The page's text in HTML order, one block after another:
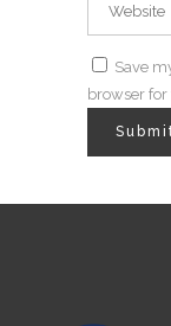
Save
browser